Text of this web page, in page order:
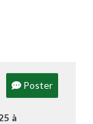
Poster
à